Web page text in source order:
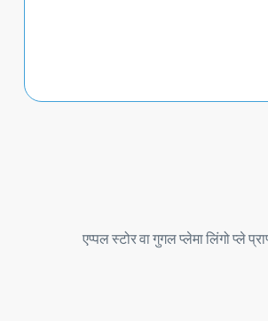
एप्पल स्टोर वा गुगल प्लेमा लिंगो प्ले